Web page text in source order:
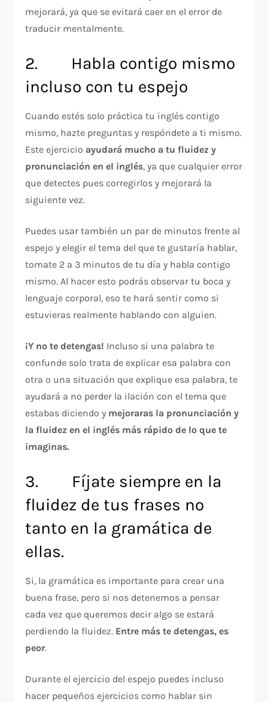
mejorará, ya que se evitará caer en el error de
traducir mentalmente.
2. Habla contigo mismo
incluso con tu espejo
Cuando estés solo práctica tu inglés contigo
mismo, hazte preguntas y respóndete a ti mismo.
Este ejercicio ayudará mucho a tu fluidez y
pronunciación en el inglés, ya que cualquier error
que detectes pues corregirlos y mejorará la
siguiente vez.
Puedes usar también un par de minutos frente al
espejo y elegir el tema del que te gustaría hablar,
tomate 2 a 3 minutos de tu día y habla contigo
mismo. Al hacer esto podrás observar tu boca y
lenguaje corporal, eso te hará sentir como si
estuvieras realmente hablando con alguien.
¡Y no te detengas! Incluso si una palabra te
confunde solo trata de explicar esa palabra con
otra o una situación que explique esa palabra, te
ayudará a no perder la ilación con el tema que
estabas diciendo y mejoraras la pronunciación y
la fluidez en el inglés más rápido de lo que te
imaginas.
3. Fíjate siempre en la
fluidez de tus frases no
tanto en la gramática de
ellas.
Si, la gramática es importante para crear una
buena frase, pero si nos detenemos a pensar
cada vez que queremos decir algo se estará
perdiendo la fluidez. Entre más te detengas, es
peor.
Durante el ejercicio del espejo puedes incluso
hacer pequeños ejercicios como hablar sin